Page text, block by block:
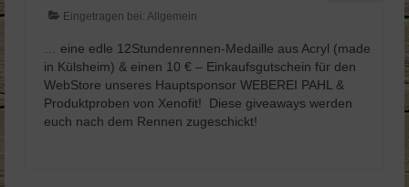
Eingetragen bei: Allgemein
… eine edle 12Stundenrennen-Medaille aus Acryl (made
in Külsheim) & einen 10 € – Einkaufsgutschein für den
WebStore unseres Hauptsponsor WEBEREI PAHL &
Produktproben von Xenofit! Diese giveaways werden
euch nach dem Rennen zugeschickt!